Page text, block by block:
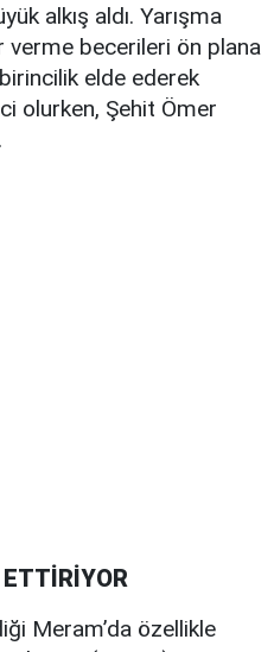
alkış aldı. Yarışma
verme becerileri ön plana
elde ederek
olurken, Şehit Ömer
Meram’da özellikle